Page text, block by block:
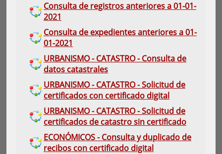
Consulta de registros anteriores a 01-01-
2021
Consulta de expedientes anteriores a 01-
01-2021
URBANISMO - CATASTRO - Consulta de
datos catastrales
URBANISMO - CATASTRO - Solicitud de
certificados con certificado digital
URBANISMO - CATASTRO - Solicitud de
certificados de catastro sin certificado
ECONÓMICOS - Consulta y duplicado de
recibos con certificado digital